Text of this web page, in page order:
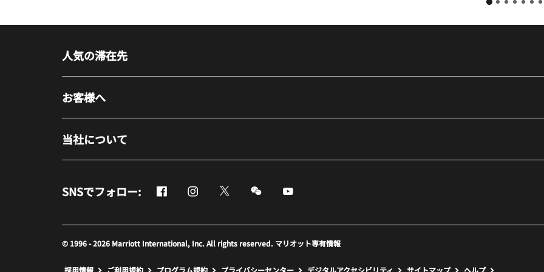
人気の滞在先
お客様へ
当社について
SNSでフォロー: Facebook
新しいウィンドウで開く
Instagram
新しいウィンドウで開く
Twitter
新しいウィンドウで開く
Messenger
新しいウィンドウで開く
新しいウィンドウで開く
© 1996 - 2026 Marriott International, Inc. All rights reserved. マリオット専有情報
採用情報 新しいウィンドウで開く
ご利用規約 プログラム規約 プライバシーセンター デジタルアクセシビリティ サイトマップ ヘルプ